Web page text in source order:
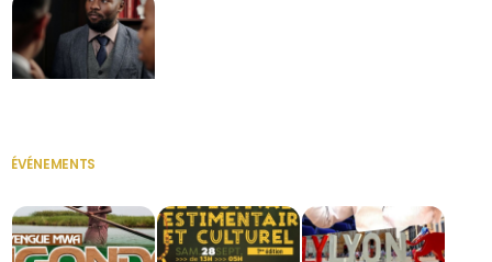
ÉVÉNEMENTS